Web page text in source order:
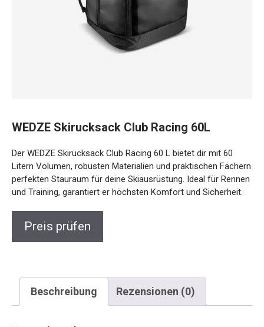
Litern Volumen, robusten Materialien und praktischen
Fächern perfekten Stauraum für deine Skiausrüstung. Ideal
für Rennen und Training, garantiert er höchsten Komfort
und Sicherheit.
Preis prüfen
Beschreibung Rezensionen (0)